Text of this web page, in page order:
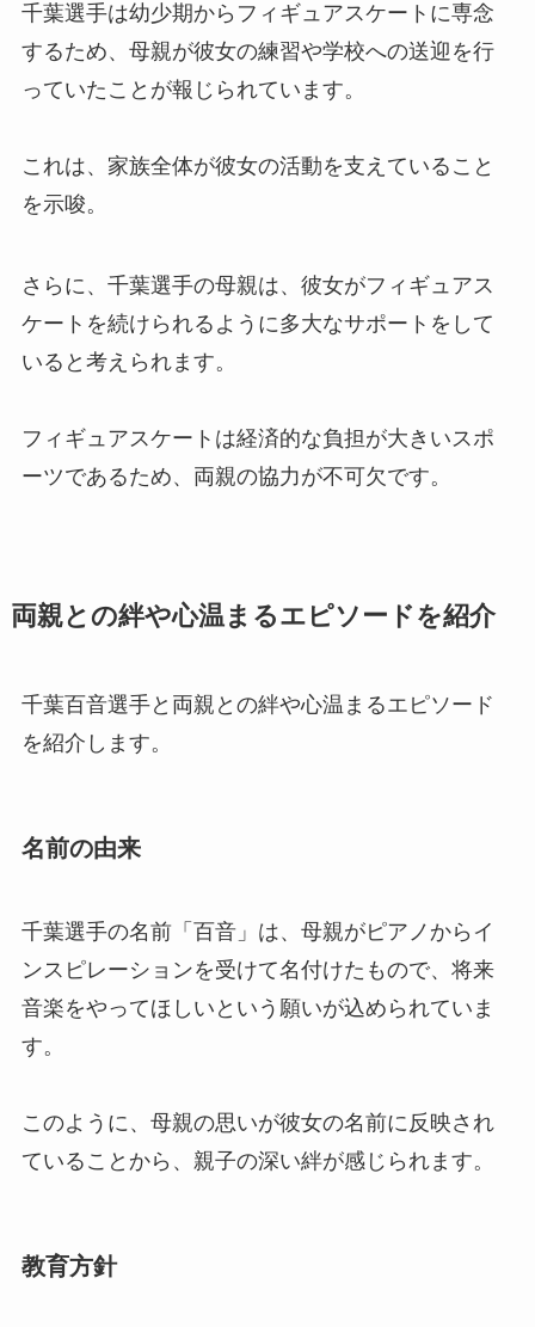
千葉選手は幼少期からフィギュアスケートに専念
するため、母親が彼女の練習や学校への送迎を行
っていたことが報じられています。
これは、家族全体が彼女の活動を支えていること
を示唆。
さらに、千葉選手の母親は、彼女がフィギュアス
ケートを続けられるように多大なサポートをして
いると考えられます。
フィギュアスケートは経済的な負担が大きいスポ
ーツであるため、両親の協力が不可欠です。
両親との絆や心温まるエピソードを紹介
千葉百音選手と両親との絆や心温まるエピソード
を紹介します。
名前の由来
千葉選手の名前「百音」は、母親がピアノからイ
ンスピレーションを受けて名付けたもので、将来
音楽をやってほしいという願いが込められていま
す。
このように、母親の思いが彼女の名前に反映され
ていることから、親子の深い絆が感じられます。
教育方針